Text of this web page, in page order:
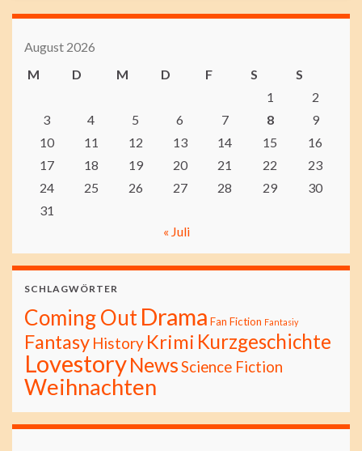
August 2026
M
D M D F S
S
1
2
3
4 5 6 7 8
9
10
11 12 13 14 15
16
17
18 19 20 21 22
23
24
25 26 27 28 29
30
31
« Juli
SCHLAGWÖRTER
Coming OutDrama Fan Fiction Fantasiy
Fantasy History Krimi Kurzgeschichte
LovestoryNewsScience Fiction
Weihnachten